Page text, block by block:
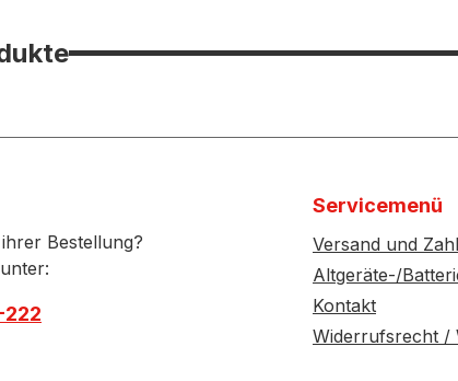
Bestellung?
Servicemenü
Versand und
Altgeräte-/
Kontakt
Widerrufsrecht /